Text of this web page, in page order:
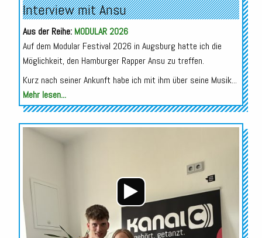
Interview mit Ansu
Aus der Reihe: MODULAR 2026
Auf dem Modular Festival 2026 in Augsburg hatte ich die
Möglichkeit, den Hamburger Rapper Ansu zu treffen.
Kurz nach seiner Ankunft habe ich mit ihm über seine Musik...
Mehr lesen...
Audio-
Player